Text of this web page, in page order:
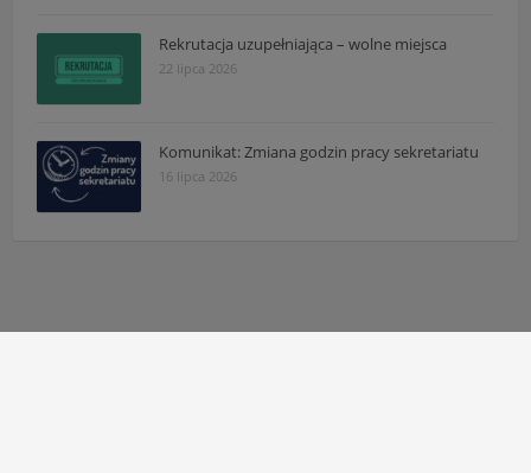
Rekrutacja uzupełniająca – wolne miejsca
22 lipca 2026
Komunikat: Zmiana godzin pracy sekretariatu
16 lipca 2026